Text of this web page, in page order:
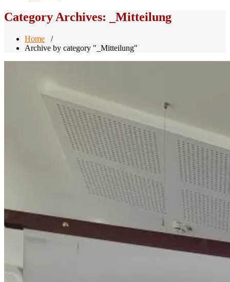
Category Archives: _Mitteilung
Home /
Archive by category "_Mitteilung"